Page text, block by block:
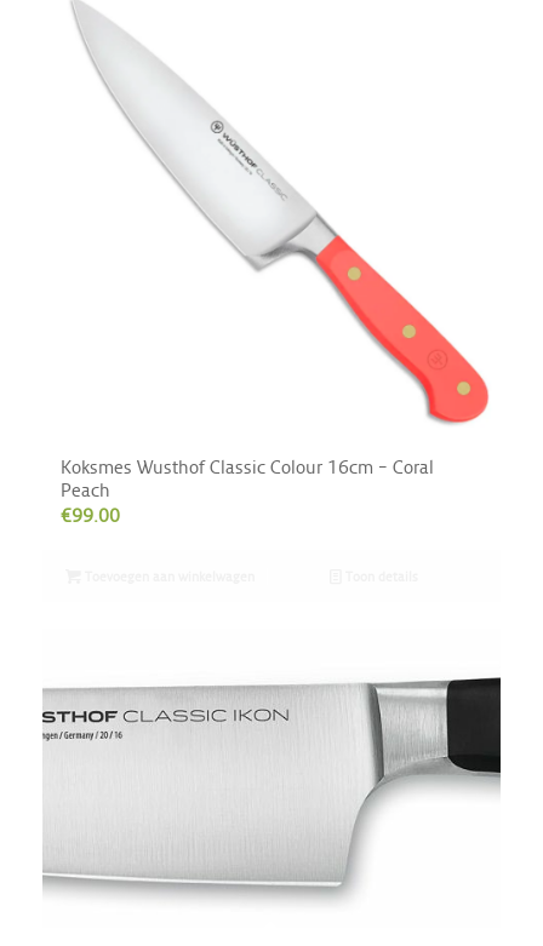
Koksmes Wusthof Classic Colour 16cm – Coral
Peach
€99.00